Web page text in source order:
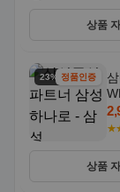
상품
23% 할인정품인증
상품